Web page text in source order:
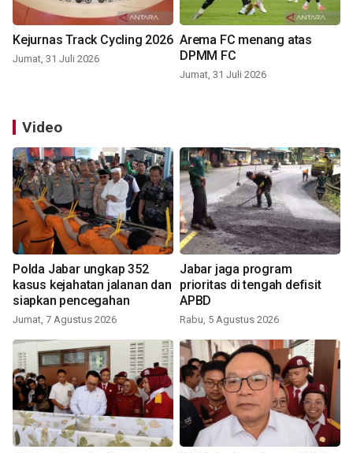
Kejurnas Track Cycling 2026
Jumat, 31 Juli 2026
Arema FC menang atas
DPMM FC
Jumat, 31 Juli 2026
Video
Polda Jabar ungkap 352
kasus kejahatan jalanan dan
siapkan pencegahan
Jumat, 7 Agustus 2026
Jabar jaga program
prioritas di tengah defisit
APBD
Rabu, 5 Agustus 2026